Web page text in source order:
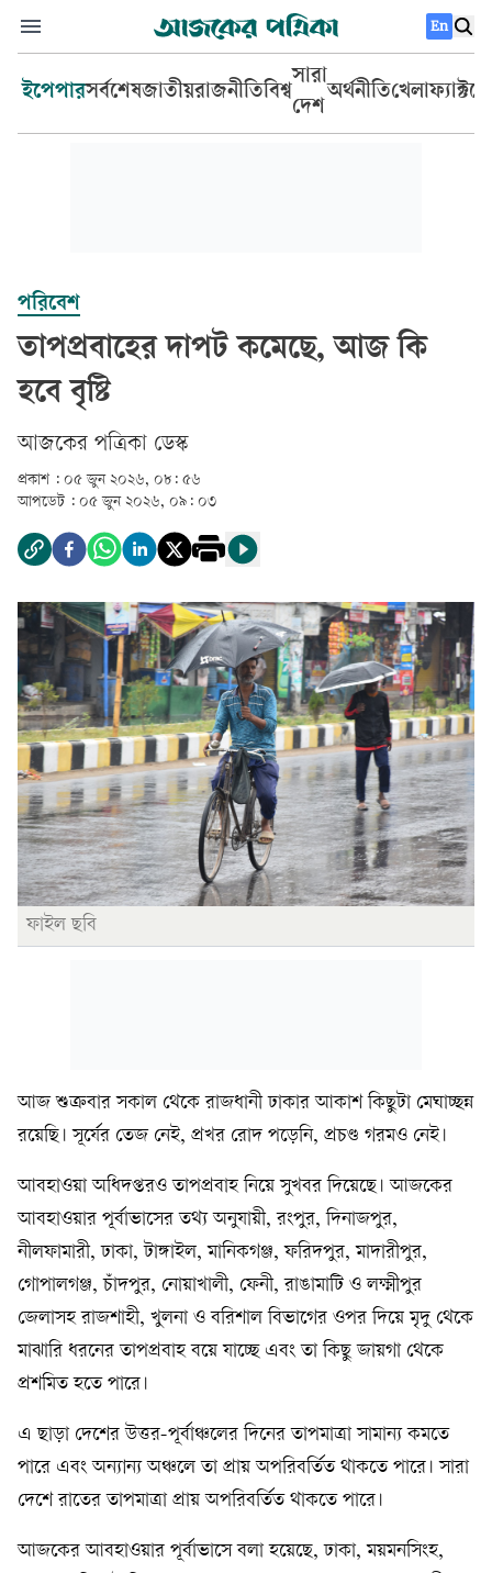
En
ইপেপারসর্বশেষজাতীয়রাজনীতিবিশ্ব
সারা
দেশ
অর্থনীতিখেলা
পরিবেশ
তাপপ্রবাহের দাপট কমেছে, আজ কি
হবে বৃষ্টি
আজকের পত্রিকা ডেস্ক­
প্রকাশ : ০৫ জুন ২০২৬, ০৮: ৫৬
আপডেট : ০৫ জুন ২০২৬, ০৯: ০৩
ফাইল ছবি
আজ শুক্রবার সকাল থেকে রাজধানী ঢাকার আকাশ কিছুটা মেঘাচ্ছন্ন
রয়েছি। সূর্যের তেজ নেই, প্রখর রোদ পড়েনি, প্রচণ্ড গরমও নেই।
আবহাওয়া অধিদপ্তরও তাপপ্রবাহ নিয়ে সুখবর দিয়েছে। আজকের
আবহাওয়ার পূর্বাভাসের তথ্য অনুযায়ী, রংপুর, দিনাজপুর,
নীলফামারী, ঢাকা, টাঙ্গাইল, মানিকগঞ্জ, ফরিদপুর, মাদারীপুর,
গোপালগঞ্জ, চাঁদপুর, নোয়াখালী, ফেনী, রাঙামাটি ও লক্ষ্মীপুর
জেলাসহ রাজশাহী, খুলনা ও বরিশাল বিভাগের ওপর দিয়ে মৃদু থেকে
মাঝারি ধরনের তাপপ্রবাহ বয়ে যাচ্ছে এবং তা কিছু জায়গা থেকে
প্রশমিত হতে পারে।
এ ছাড়া দেশের উত্তর-পূর্বাঞ্চলের দিনের তাপমাত্রা সামান্য কমতে
পারে এবং অন্যান্য অঞ্চলে তা প্রায় অপরিবর্তিত থাকতে পারে। সারা
দেশে রাতের তাপমাত্রা প্রায় অপরিবর্তিত থাকতে পারে।
আজকের আবহাওয়ার পূর্বাভাসে বলা হয়েছে, ঢাকা, ময়মনসিংহ,